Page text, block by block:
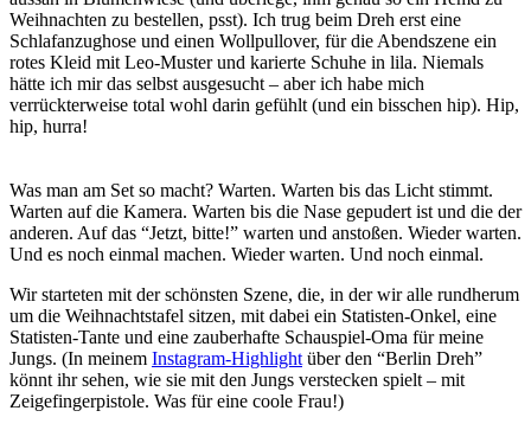
Weihnachten zu bestellen, psst). Ich trug beim Dreh erst eine
Schlafanzughose und einen Wollpullover, für die Abendszene ein
rotes Kleid mit Leo-Muster und karierte Schuhe in lila. Niemals
hätte ich mir das selbst ausgesucht – aber ich habe mich
verrückterweise total wohl darin gefühlt (und ein bisschen hip). Hip,
hip, hurra!
Was man am Set so macht? Warten. Warten bis das Licht stimmt.
Warten auf die Kamera. Warten bis die Nase gepudert ist und die der
anderen. Auf das “Jetzt, bitte!” warten und anstoßen. Wieder warten.
Und es noch einmal machen. Wieder warten. Und noch einmal.
Wir starteten mit der schönsten Szene, die, in der wir alle rundherum
um die Weihnachtstafel sitzen, mit dabei ein Statisten-Onkel, eine
Statisten-Tante und eine zauberhafte Schauspiel-Oma für meine
Jungs. (In meinem Instagram-Highlightüber den “Berlin Dreh”
könnt ihr sehen, wie sie mit den Jungs verstecken spielt – mit
Zeigefingerpistole. Was für eine coole Frau!)